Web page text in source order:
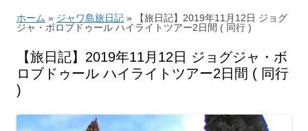
ホーム » ジャワ島旅日記 » 【旅日記】2019年11月12日 ジョグ
ジャ・ボロブドゥール ハイライトツアー2日間 ( 同行 )
【旅日記】2019年11月12日 ジョグジャ・ボ
ロブドゥール ハイライトツアー2日間 ( 同行
)